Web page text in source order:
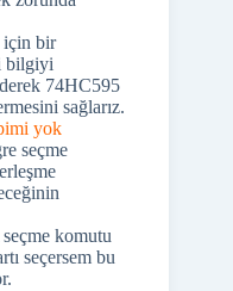
için bir
bilgiyi
74HC595
sağlarız.
yok
seçme
komutu
seçersem bu